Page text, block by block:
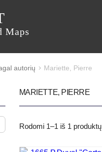
Maps
autorių Mariette, Pierre
MARIETTE, PIERRE
Rodomi1–1 iš 1 produktų